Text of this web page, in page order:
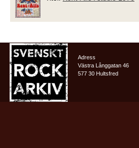
Adress
Västra Långgatan 46
577 30 Hultsfred